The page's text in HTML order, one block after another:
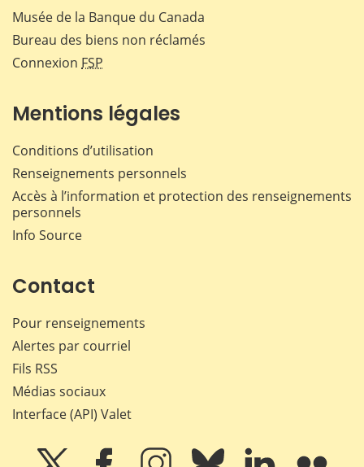
Musée de la Banque du Canada
Bureau des biens non réclamés
Connexion FSP
Mentions légales
Conditions d’utilisation
Renseignements personnels
Accès à l’information et protection des renseignements
personnels
Info Source
Contact
Pour renseignements
Alertes par courriel
Fils RSS
Médias sociaux
Interface (API) Valet